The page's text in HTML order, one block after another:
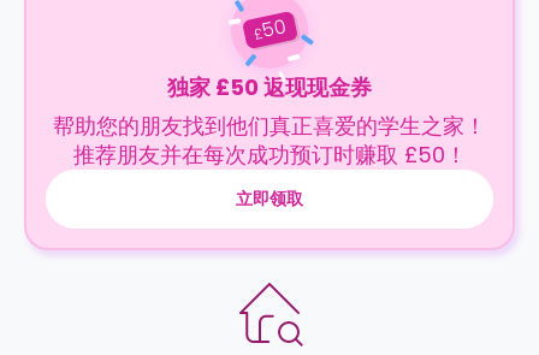
£50
独家 £50 返现现金券
帮助您的朋友找到他们真正喜爱的学生之家！
推荐朋友并在每次成功预订时赚取 £50！
立即领取